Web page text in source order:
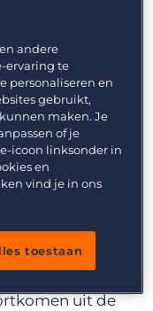
de
was. In het
DSG in 2017
in te
Deze norm
zich
aan te
een
en
2018 laten
uit de
andere
ervaring te
personaliseren en
gebruikt,
maken. Je
of je
icoon linksonder in
en
vind je in ons
toestaan